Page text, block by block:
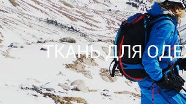
ТКАНЬ ДЛЯ